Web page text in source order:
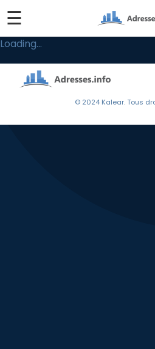
☰
Loading...
© 2024 Kalear. Tous